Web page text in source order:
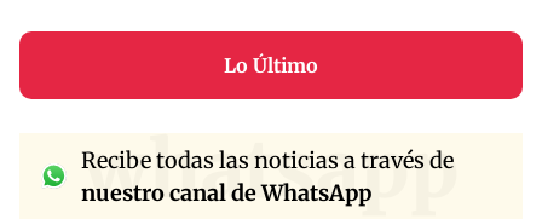
Lo Último
whatsapp
Recibe todas las noticias a través de
nuestro canal de WhatsApp